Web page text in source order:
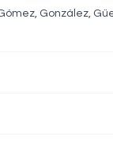
González,